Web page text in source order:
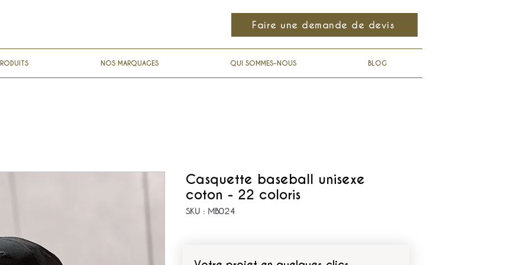
Faire une demande de devis
NOS MARQUAGES QUI SOMMES-NOUS BLOG
Casquette baseball unisexe
coton - 22 coloris
SKU : MB024